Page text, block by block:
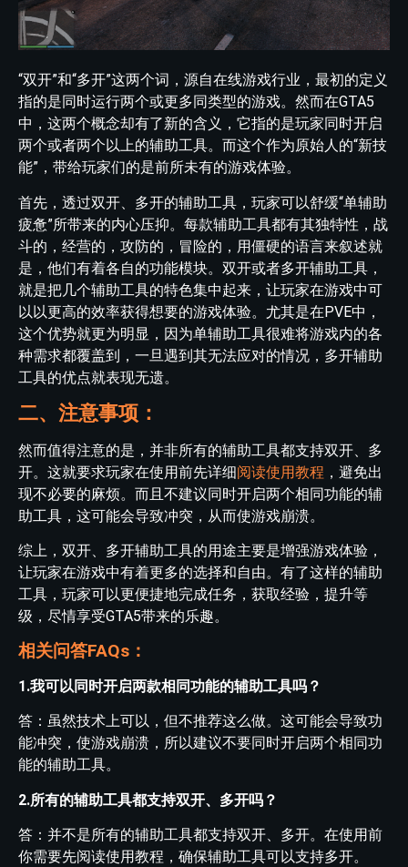
“双开”和“多开”这两个词，源自在线游戏行业，最初的定义
指的是同时运行两个或更多同类型的游戏。然而在GTA5
中，这两个概念却有了新的含义，它指的是玩家同时开启
两个或者两个以上的辅助工具。而这个作为原始人的“新技
能”，带给玩家们的是前所未有的游戏体验。
首先，透过双开、多开的辅助工具，玩家可以舒缓“单辅助
疲惫”所带来的内心压抑。每款辅助工具都有其独特性，战
斗的，经营的，攻防的，冒险的，用僵硬的语言来叙述就
是，他们有着各自的功能模块。双开或者多开辅助工具，
就是把几个辅助工具的特色集中起来，让玩家在游戏中可
以以更高的效率获得想要的游戏体验。尤其是在PVE中，
这个优势就更为明显，因为单辅助工具很难将游戏内的各
种需求都覆盖到，一旦遇到其无法应对的情况，多开辅助
工具的优点就表现无遗。
二、注意事项：
然而值得注意的是，并非所有的辅助工具都支持双开、多
开。这就要求玩家在使用前先详细阅读使用教程 ，避免出
现不必要的麻烦。而且不建议同时开启两个相同功能的辅
助工具，这可能会导致冲突，从而使游戏崩溃。
综上，双开、多开辅助工具的用途主要是增强游戏体验，
让玩家在游戏中有着更多的选择和自由。有了这样的辅助
工具，玩家可以更便捷地完成任务，获取经验，提升等
级，尽情享受GTA5带来的乐趣。
相关问答FAQs：
1.我可以同时开启两款相同功能的辅助工具吗？
答：虽然技术上可以，但不推荐这么做。这可能会导致功
能冲突，使游戏崩溃，所以建议不要同时开启两个相同功
能的辅助工具。
2.所有的辅助工具都支持双开、多开吗？
答：并不是所有的辅助工具都支持双开、多开。在使用前
你需要先阅读使用教程，确保辅助工具可以支持多开。